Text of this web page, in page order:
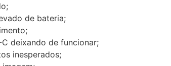
de bateria;
deixando de funcionar;
inesperados;